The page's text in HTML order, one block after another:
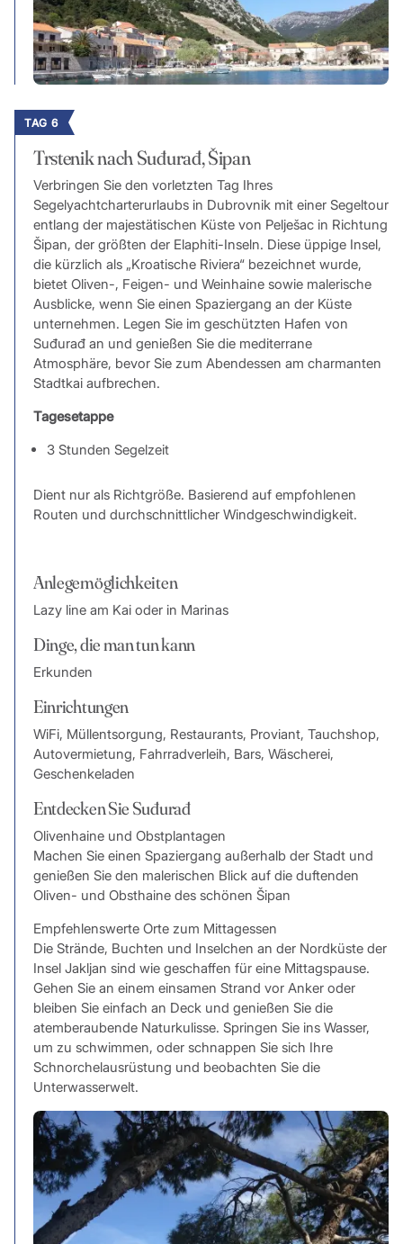
TAG 6
Trstenik nach Suđurađ, Šipan
Verbringen Sie den vorletzten Tag Ihres
Segelyachtcharterurlaubs in Dubrovnik mit einer Segeltour
entlang der majestätischen Küste von Pelješac in Richtung
Šipan, der größten der Elaphiti-Inseln. Diese üppige Insel,
die kürzlich als „Kroatische Riviera“ bezeichnet wurde,
bietet Oliven-, Feigen- und Weinhaine sowie malerische
Ausblicke, wenn Sie einen Spaziergang an der Küste
unternehmen. Legen Sie im geschützten Hafen von
Suđurađ an und genießen Sie die mediterrane
Atmosphäre, bevor Sie zum Abendessen am charmanten
Stadtkai aufbrechen.
Tagesetappe
3 Stunden Segelzeit
Dient nur als Richtgröße. Basierend auf empfohlenen
Routen und durchschnittlicher Windgeschwindigkeit.
Anlegemöglichkeiten
Lazy line am Kai oder in Marinas
Dinge, die man tun kann
Erkunden
Einrichtungen
WiFi, Müllentsorgung, Restaurants, Proviant, Tauchshop,
Autovermietung, Fahrradverleih, Bars, Wäscherei,
Geschenkeladen
Entdecken Sie Suđurađ
Olivenhaine und Obstplantagen
Machen Sie einen Spaziergang außerhalb der Stadt und
genießen Sie den malerischen Blick auf die duftenden
Oliven- und Obsthaine des schönen Šipan
Empfehlenswerte Orte zum Mittagessen
Die Strände, Buchten und Inselchen an der Nordküste der
Insel Jakljan sind wie geschaffen für eine Mittagspause.
Gehen Sie an einem einsamen Strand vor Anker oder
bleiben Sie einfach an Deck und genießen Sie die
atemberaubende Naturkulisse. Springen Sie ins Wasser,
um zu schwimmen, oder schnappen Sie sich Ihre
Schnorchelausrüstung und beobachten Sie die
Unterwasserwelt.